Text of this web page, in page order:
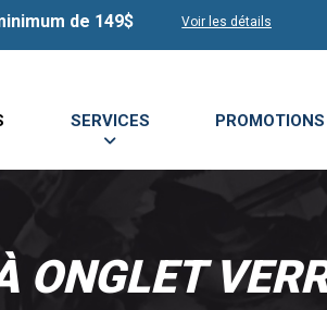
de 149$ Voir les détails
SERVICES PROMOTIONS
ONGLET